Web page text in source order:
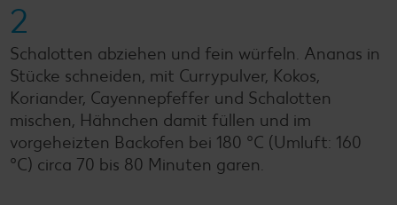
2
Schalotten abziehen und fein würfeln. Ananas in
Stücke schneiden, mit Currypulver, Kokos,
Koriander, Cayennepfeffer und Schalotten
mischen, Hähnchen damit füllen und im
vorgeheizten Backofen bei 180 °C (Umluft: 160
°C) circa 70 bis 80 Minuten garen.